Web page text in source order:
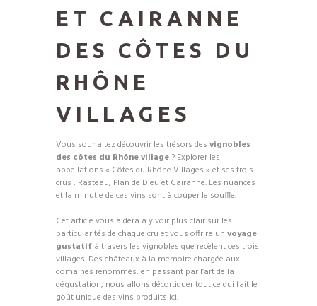
ET CAIRANNE
DES CÔTES DU
RHÔNE
VILLAGES
Vous souhaitez découvrir les trésors des vignobles
des côtes du Rhône village ? Explorer les
appellations « Côtes du Rhône Villages » et ses trois
crus : Rasteau, Plan de Dieu et Cairanne. Les nuances
et la minutie de ces vins sont à couper le souffle.
Cet article vous aidera à y voir plus clair sur les
particularités de chaque cru et vous offrira un voyage
gustatif à travers les vignobles que recèlent ces trois
villages. Des châteaux à la mémoire chargée aux
domaines renommés, en passant par l’art de la
dégustation, nous allons décortiquer tout ce qui fait le
goût unique des vins produits ici.